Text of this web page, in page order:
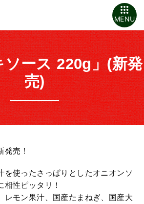
MENU
ース 220g」(新発
売)
発売！
を使ったさっぱりとしたオニオンソ
相性ピッタリ！
レモン果汁、国産たまねぎ、国産大